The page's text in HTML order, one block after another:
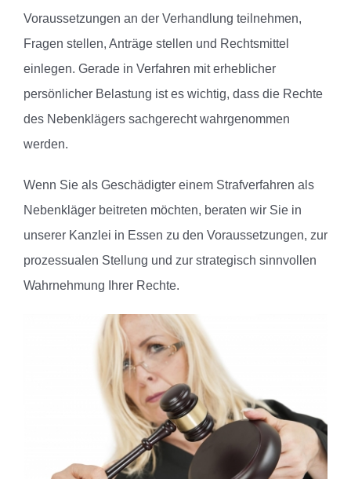
Voraussetzungen an der Verhandlung teilnehmen,
Fragen stellen, Anträge stellen und Rechtsmittel
einlegen. Gerade in Verfahren mit erheblicher
persönlicher Belastung ist es wichtig, dass die Rechte
des Nebenklägers sachgerecht wahrgenommen
werden.
Wenn Sie als Geschädigter einem Strafverfahren als
Nebenkläger beitreten möchten, beraten wir Sie in
unserer Kanzlei in Essen zu den Voraussetzungen, zur
prozessualen Stellung und zur strategisch sinnvollen
Wahrnehmung Ihrer Rechte.